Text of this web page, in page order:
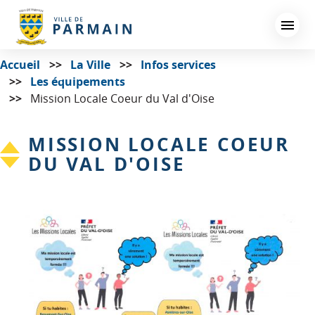
principal
Accueil La Ville
Infos services
Les équipements
Mission Locale Coeur du Val d'Oise
MISSION LOCALE COEUR
DU VAL D'OISE